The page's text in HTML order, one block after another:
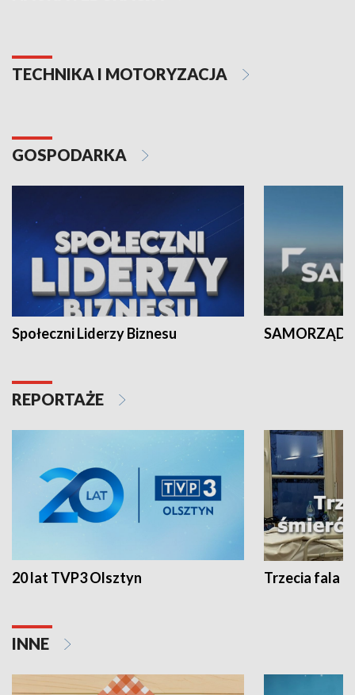
TECHNIKA I MOTORYZACJA
GOSPODARKA
Społeczni Liderzy Biznesu SAMORZĄD
REPORTAŻE
20 lat TVP3 Olsztyn Trzecia fala -
INNE